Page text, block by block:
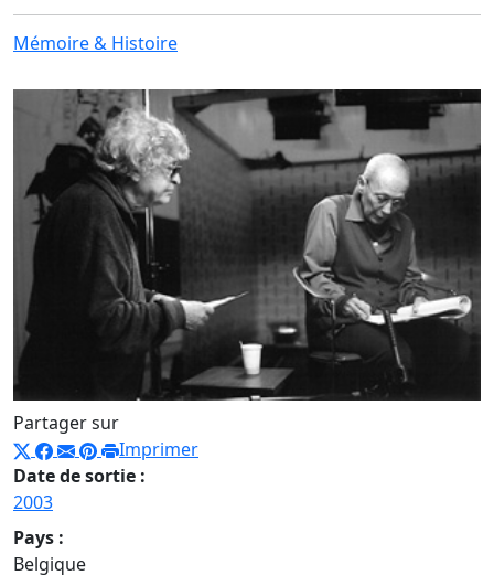
Mémoire & Histoire
Partager sur
Imprimer
Date de sortie :
2003
Pays :
Belgique